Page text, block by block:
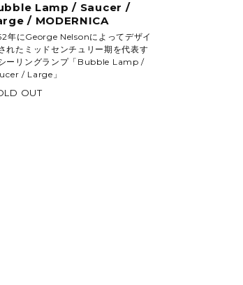
Lamp / Saucer /
/ MODERNICA
年にGeorge Nelsonによってデザイ
れたミッドセンチュリー期を代表す
ーリングランプ「Bubble Lamp /
/ Large」
OUT